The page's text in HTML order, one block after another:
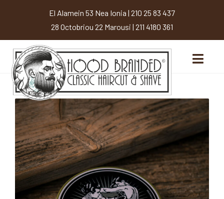
El Alamein 53 Nea Ionia | 210 25 83 437
28 Octobriou 22 Marousi | 211 4180 361